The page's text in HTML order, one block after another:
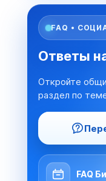
FAQ •
Ответы
Откройте
раздел по
FAQ